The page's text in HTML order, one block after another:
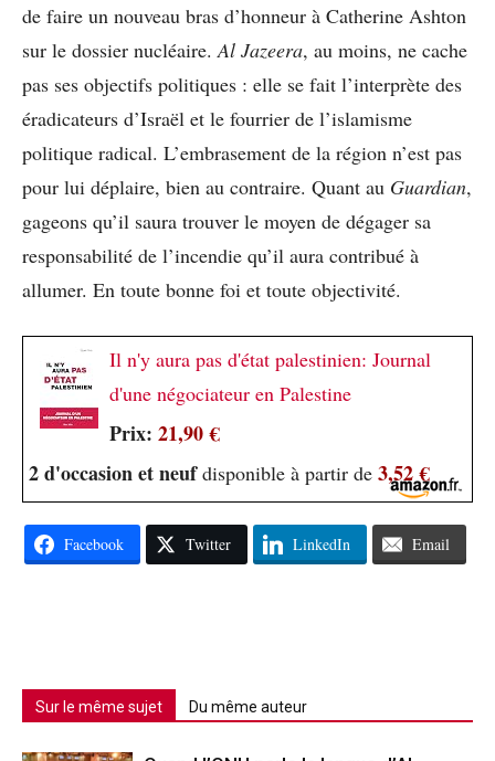
de faire un nouveau bras d’honneur à Catherine Ashton
sur le dossier nucléaire. Al Jazeera, au moins, ne cache
pas ses objectifs politiques : elle se fait l’interprète des
éradicateurs d’Israël et le fourrier de l’islamisme
politique radical. L’embrasement de la région n’est pas
pour lui déplaire, bien au contraire. Quant au Guardian,
gageons qu’il saura trouver le moyen de dégager sa
responsabilité de l’incendie qu’il aura contribué à
allumer. En toute bonne foi et toute objectivité.
Il n'y aura pas d'état palestinien: Journal
d'une négociateur en Palestine
Prix: 21,90 €
2 d'occasion et neufdisponible à partir de 3,52 €
Facebook Twitter LinkedIn Email
Sur le même sujet Du même auteur